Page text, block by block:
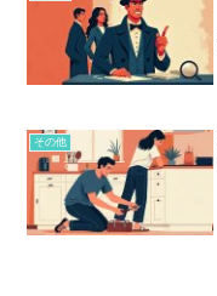
その他